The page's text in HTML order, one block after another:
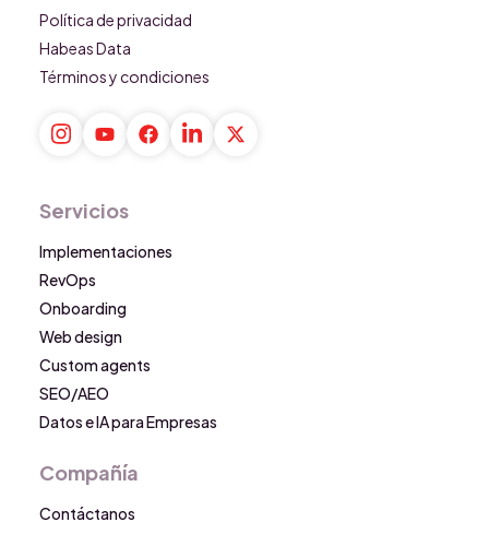
Política de privacidad
Habeas Data
Términos y condiciones
Servicios
Implementaciones
RevOps
Onboarding
Web design
Custom agents
SEO/AEO
Datos e IA para Empresas
Compañía
Contáctanos